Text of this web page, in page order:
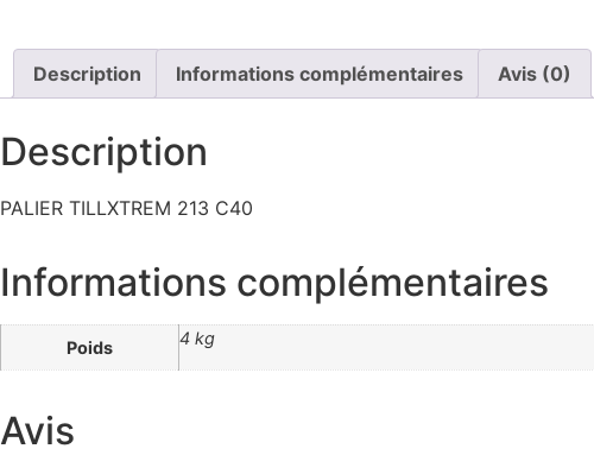
Description Informations complémentaires Avis (0)
Description
PALIER TILLXTREM 213 C40
Informations complémentaires
Poids 4 kg
Avis